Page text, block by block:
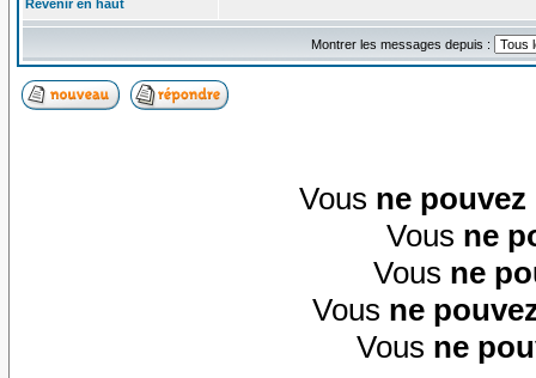
Revenir en haut
Montrer les messages depuis :
Vous ne pouvez
Vous ne
Vous ne
Vous ne
Vous ne